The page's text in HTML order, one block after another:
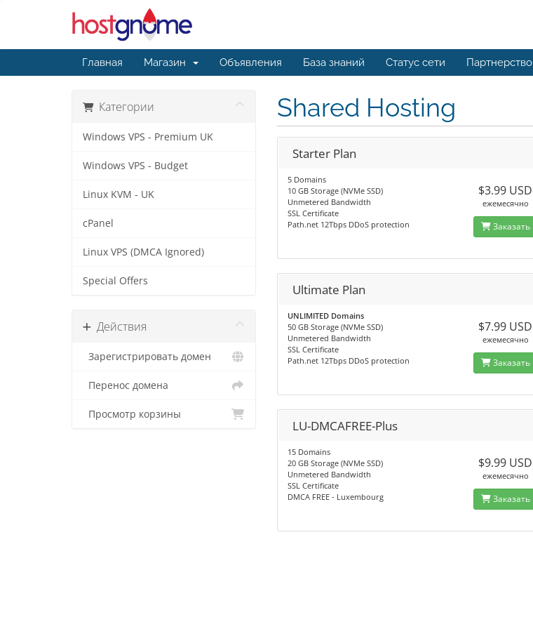
Главная Магазин Объявления База знаний Статус сети Партнерство
Категории
Windows VPS - Premium UK
Windows VPS - Budget
Linux KVM - UK
cPanel
Linux VPS (DMCA Ignored)
Special Offers
Действия
Зарегистрировать домен
Перенос домена
Просмотр корзины
Shared Hosting
Starter Plan
5 Domains
10 GB Storage (NVMe SSD)
Unmetered Bandwidth
SSL Certificate
Path.net 12Tbps DDoS protection
$3.99 USD
ежемесячно
Заказать
Ultimate Plan
UNLIMITED Domains
50 GB Storage (NVMe SSD)
Unmetered Bandwidth
SSL Certificate
Path.net 12Tbps DDoS protection
$7.99 USD
ежемесячно
Заказать
LU-DMCAFREE-Plus
15 Domains
20 GB Storage (NVMe SSD)
Unmetered Bandwidth
SSL Certificate
DMCA FREE - Luxembourg
$9.99 USD
ежемесячно
Заказать